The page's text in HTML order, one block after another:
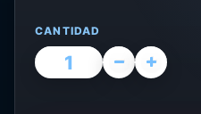
CANTIDAD